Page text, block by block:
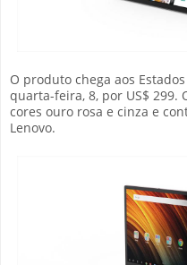
O produto chega aos
quarta-feira, 8, por US$ 299.
cores ouro rosa e cinza e
Lenovo.